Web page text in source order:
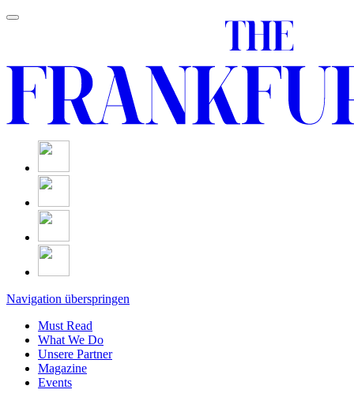
Navigation überspringen
Must Read
What We Do
Unsere Partner
Magazine
Events